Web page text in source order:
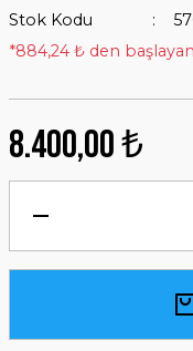
Stok Kodu
*884,24 ₺ den
8.400,00 ₺